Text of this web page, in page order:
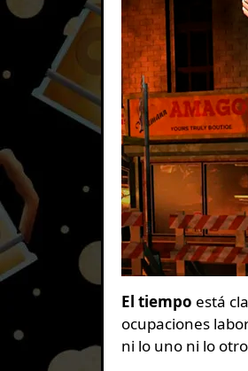
El tiempo está
ocupaciones
ni lo uno ni lo